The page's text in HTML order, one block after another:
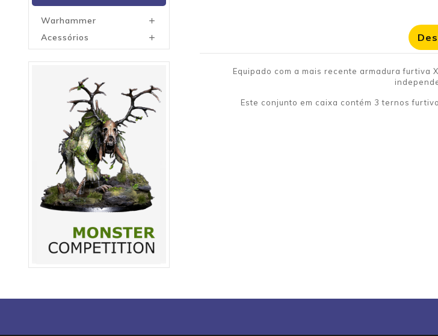
Warhammer 
Acessórios 
Equipado com a mais recente armadura
Este conjunto em caixa contém 3 ternos